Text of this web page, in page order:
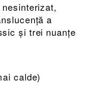
a
și trei nuanțe
calde)